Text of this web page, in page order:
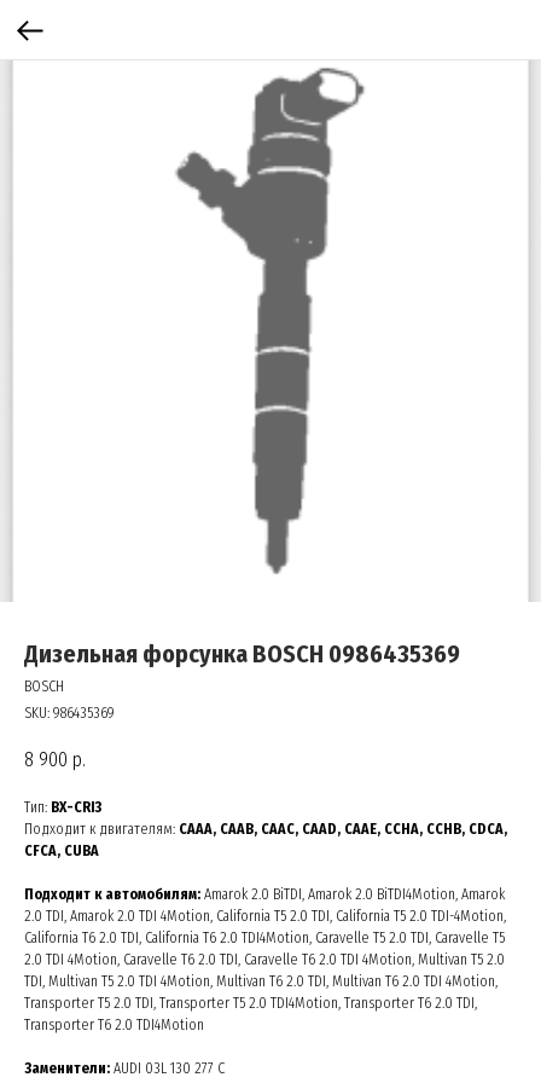
Дизельная форсунка BOSCH 0986435369
BOSCH
SKU: 986435369
8 900 р.
Тип: BX-CRI3
Подходит к двигателям: CAAA, CAAB, CAAC, CAAD, CAAE, CCHA, CCHB, CDCA,
CFCA, CUBA
Подходит к автомобилям: Amarok 2.0 BiTDI, Amarok 2.0 BiTDI4Motion, Amarok
2.0 TDI, Amarok 2.0 TDI 4Motion, California T5 2.0 TDI, California T5 2.0 TDI-4Motion,
California T6 2.0 TDI, California T6 2.0 TDI4Motion, Caravelle T5 2.0 TDI, Caravelle T5
2.0 TDI 4Motion, Caravelle T6 2.0 TDI, Caravelle T6 2.0 TDI 4Motion, Multivan T5 2.0
TDI, Multivan T5 2.0 TDI 4Motion, Multivan T6 2.0 TDI, Multivan T6 2.0 TDI 4Motion,
Transporter T5 2.0 TDI, Transporter T5 2.0 TDI4Motion, Transporter T6 2.0 TDI,
Transporter T6 2.0 TDI4Motion
Заменители: AUDI 03L 130 277 C